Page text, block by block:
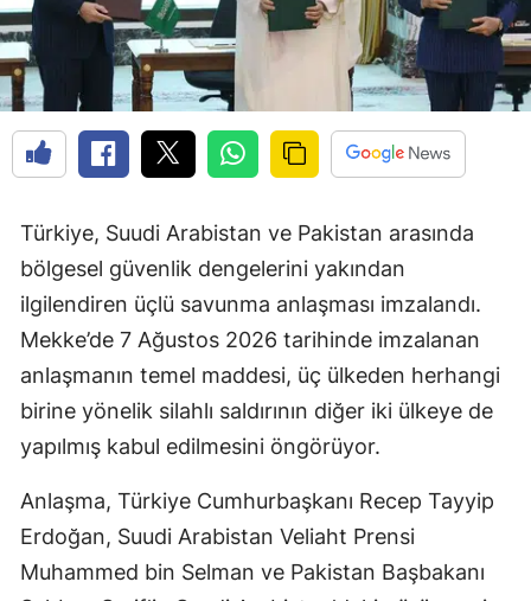
Türkiye, Suudi Arabistan ve Pakistan arasında
bölgesel güvenlik dengelerini yakından
ilgilendiren üçlü savunma anlaşması imzalandı.
Mekke’de 7 Ağustos 2026 tarihinde imzalanan
anlaşmanın temel maddesi, üç ülkeden herhangi
birine yönelik silahlı saldırının diğer iki ülkeye de
yapılmış kabul edilmesini öngörüyor.
Anlaşma, Türkiye Cumhurbaşkanı Recep Tayyip
Erdoğan, Suudi Arabistan Veliaht Prensi
Muhammed bin Selman ve Pakistan Başbakanı